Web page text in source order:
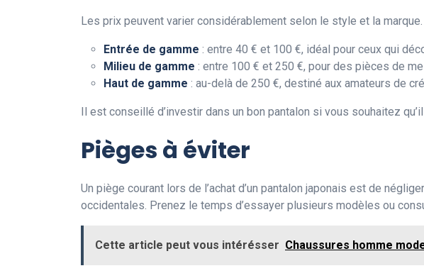
Les prix peuvent varier considérablement selon le style et la
Entrée de gamme : entre 40 € et 100 €, idéal pour ceux qui
Milieu de gamme : entre 100 € et 250 €, pour des pièces de
Haut de gamme : au-delà de 250 €, destiné aux amateurs de
Il est conseillé d’investir dans un bon pantalon si vous souhaitez
Pièges à éviter
Un piège courant lors de l’achat d’un pantalon japonais est de
occidentales. Prenez le temps d’essayer plusieurs modèles ou
Cette article peut vous intérésser Chaussures homme